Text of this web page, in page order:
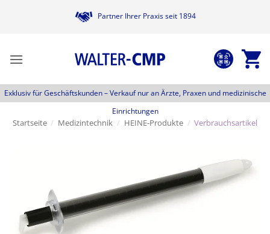
Partner Ihrer Praxis seit 1894
Exklusiv für Geschäftskunden –Verkauf nur an Ärzte, Praxen und medizinische
Einrichtungen
Startseite / Medizintechnik / HEINE-Produkte / Verbrauchsartikel